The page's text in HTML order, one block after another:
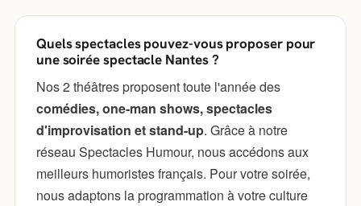
Quels spectacles pouvez-vous proposer pour
une soirée spectacle Nantes ?
Nos 2 théâtres proposent toute l'année des
comédies, one-man shows, spectacles
d'improvisation et stand-up. Grâce à notre
réseau Spectacles Humour, nous accédons aux
meilleurs humoristes français. Pour votre soirée,
nous adaptons la programmation à votre culture